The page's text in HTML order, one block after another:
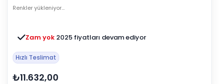
Renkler yükleniyor…
Zam yok 2025 fiyatları devam ediyor
Hızlı Teslimat
₺11.632,00